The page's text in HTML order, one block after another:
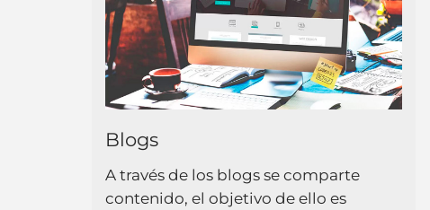
Blogs
A través de los blogs se comparte
contenido, el objetivo de ello es